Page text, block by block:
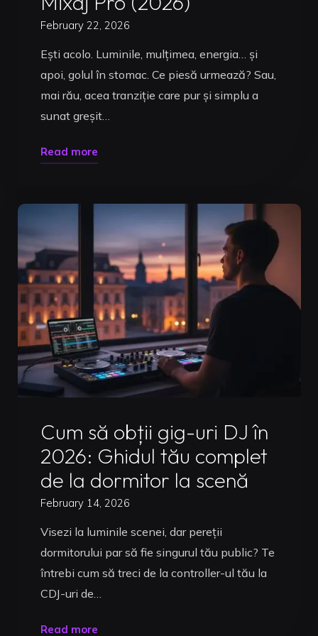
February 22, 2026
Ești acolo. Luminile, mulțimea, energia… și
apoi, golul în stomac. Ce piesă urmează? Sau,
mai rău, acea tranziție care pur și simplu a
sunat greșit…
Read more"Pregătire
Complet
de
la
Selecție
la
Mixaj
Pro
(2026)"
Cum să obții gig-uri DJ în
2026: Ghidul tău complet
de la dormitor la scenă
February 14, 2026
Visezi la luminile scenei, dar pereții
dormitorului par să fie singurul tău public? Te
întrebi cum să treci de la controller-ul tău la
CDJ-uri de…
Read more"Cum